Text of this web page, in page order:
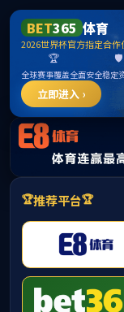
新京
提示：